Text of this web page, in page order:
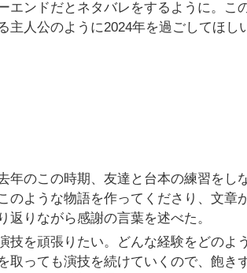
エンドだとネタバレをするように。
主人公のように2024年を過ごしてほ
年のこの時期、友達と台本の練習をし
のような物語を作ってくださり、文章
返りながら感謝の言葉を述べた。
技を頑張りたい。どんな経験をどのよ
取っても演技を続けていくので、飽